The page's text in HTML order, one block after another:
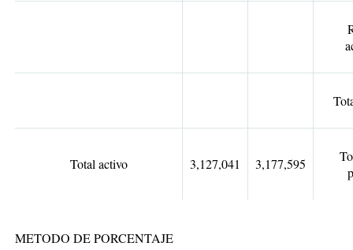
Total activo 3,127,041 3,177,595
METODO DE PORCENTAJE